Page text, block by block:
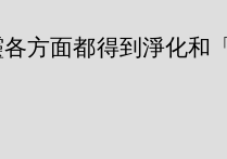
方面都得到淨化和